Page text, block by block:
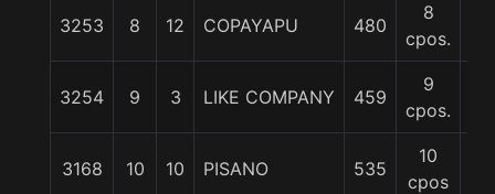
3253 8 12 COPAYAPU 480
8
cpos.
3254 9 3 LIKE COMPANY 459
9
cpos.
3168 10 10 PISANO 535
10
cpos